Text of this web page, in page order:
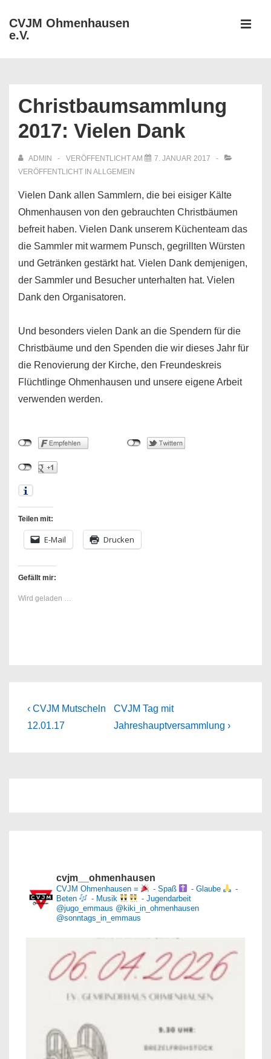
Zum
Inhalt
CVJM Ohmenhausen
e.V.
Christbaumsammlung
2017: Vielen Dank
ADMIN VERÖFFENTLICHT AM
7. JANUAR 2017
VERÖFFENTLICHT IN ALLGEMEIN
Vielen Dank allen Sammlern, die bei eisiger Kälte
Ohmenhausen von den gebrauchten Christbäumen
befreit haben. Vielen Dank unserem Küchenteam das
die Sammler mit warmem Punsch, gegrillten Würsten
und Getränken gestärkt hat. Vielen Dank demjenigen,
der Sammler und Besucher unterhalten hat. Vielen
Dank den Organisatoren.
Und besonders vielen Dank an die Spendern für die
Christbäume und den Spenden die wir dieses Jahr für
die Renovierung der Kirche, den Freundeskreis
Flüchtlinge Ohmenhausen und unsere eigene Arbeit
verwenden werden.
Teilen mit:
E-Mail Drucken
Gefällt mir:
Wird geladen …
Beitragsnavigation
Previous
Post
‹ CVJM Mutscheln
12.01.17
Next
Post
CVJM Tag mit
Jahreshauptversammlung ›
cvjm__ohmenhausen
CVJM Ohmenhausen = - Spaß - Glaube
-
Beten
- Musik
- Jugendarbeit
@jugo_emmaus @kiki_in_ohmenhausen
@sonntags_in_emmaus